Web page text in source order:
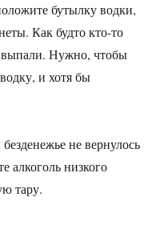
бутылку водки,
Как будто кто-то
выпали. Нужно, чтобы
и хотя бы
не вернулось
алкоголь низкого
тару.